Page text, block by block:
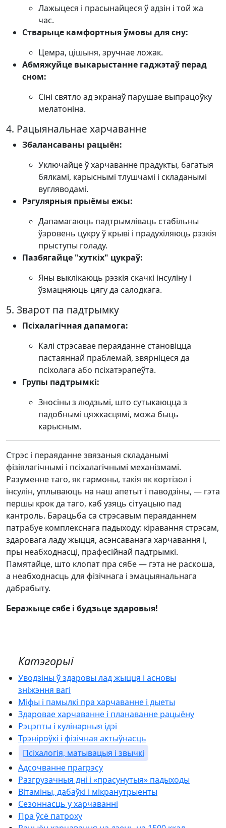
Лажыцеся і прасынайцеся ў адзін і той жа
час.
Стварыце камфортныя ўмовы для сну:
Цемра, цішыня, зручнае ложак.
Абмяжуйце выкарыстанне гаджэтаў перад
сном:
Сіні святло ад экранаў парушае выпрацоўку
мелатоніна.
4. Рацыянальнае харчаванне
Збалансаваны рацыён:
Уключайце ў харчаванне прадукты, багатыя
бялкамі, карыснымі тлушчамі і складанымі
вугляводамі.
Рэгулярныя прыёмы ежы:
Дапамагаюць падтрымліваць стабільны
ўзровень цукру ў крыві і прадухіляюць рэзкія
прыступы голаду.
Пазбягайце "хуткіх" цукраў:
Яны выклікаюць рэзкія скачкі інсуліну і
ўзмацняюць цягу да салодкага.
5. Зварот па падтрымку
Псіхалагічная дапамога:
Калі стрэсавае пераяданне становіцца
пастаяннай праблемай, звярніцеся да
псіхолага або псіхатэрапеўта.
Групы падтрымкі:
Зносіны з людзьмі, што сутыкаюцца з
падобнымі цяжкасцямі, можа быць
карысным.
Стрэс і пераяданне звязаныя складанымі
фізіялагічнымі і псіхалагічнымі механізмамі.
Разуменне таго, як гармоны, такія як кортізол і
інсулін, уплываюць на наш апетыт і паводзіны, — гэта
першы крок да таго, каб узяць сітуацыю пад
кантроль. Барацьба са стрэсавым пераяданнем
патрабуе комплекснага падыходу: кіравання стрэсам,
здаровага ладу жыцця, асэнсаванага харчавання і,
пры неабходнасці, прафесійнай падтрымкі.
Памятайце, што клопат пра сябе — гэта не раскоша,
а неабходнасць для фізічнага і эмацыянальнага
дабрабыту.
Беражыце сябе і будзьце здаровыя!
Катэгорыі
Уводзіны ў здаровы лад жыцця і асновы
зніжэння вагі
Міфы і памылкі пра харчаванне і дыеты
Здаровае харчаванне і планаванне рацыёну
Рэцэпты і кулінарныя ідэі
Трэніроўкі і фізічная актыўнасць
Псіхалогія, матывацыя і звычкі
Адсочванне прагрэсу
Разгрузачныя дні і «прасунутыя» падыходы
Вітаміны, дабаўкі і мікранутрыенты
Сезоннасць у харчаванні
Пра ўсё патроху